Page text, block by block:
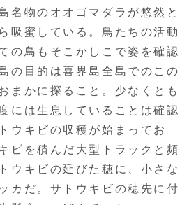
名物のオオゴマダラが悠然と
吸蜜している。鳥たちの活動
の鳥もそこかしこで姿を確認
の目的は喜界島全島でのこの
まかに探ること。少なくとも
には生息していることは確認
ウキビの収穫が始まってお
ビを積んだ大型トラックと頻
ウキビの延びた穂に、小さな
カだ。サトウキビの穂先に付